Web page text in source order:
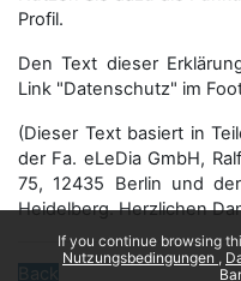
If you continue browsing
Nutzungsbedingungen
Profil.
Den Text dieser
Link "Datenschutz" im
(Dieser Text basiert in
der Fa. eLeDia GmbH,
75, 12435 Berlin und
Heidelberg. Herzlichen
Back